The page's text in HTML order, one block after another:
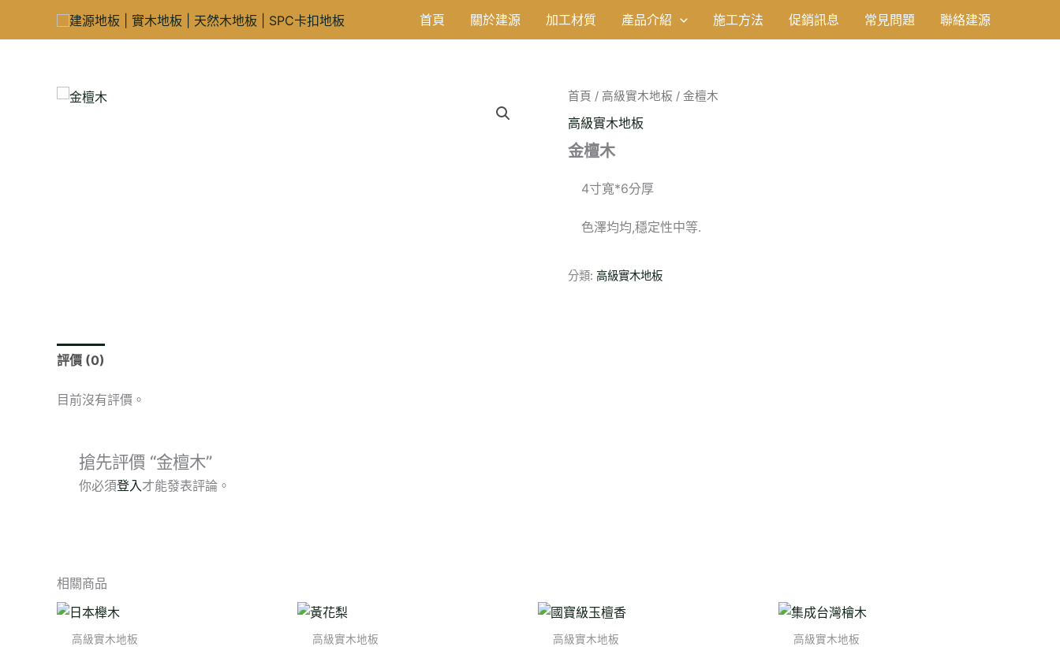
首頁 關於建源 加工材質 產品介紹 施工方法 促銷訊息 常見問題 聯絡建源
首頁 / 高級實木地板 / 金檀木
高級實木地板
金檀木
4寸寬*6分厚
色澤均均,穩定性中等.
分類: 高級實木地板
評價 (0)
目前沒有評價。
搶先評價 “金檀木”
你必須登入才能發表評論。
相關商品
高級實木地板 高級實木地板 高級實木地板 高級實木地板